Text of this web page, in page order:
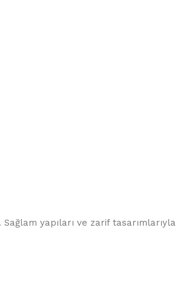
yapıları ve zarif tasarımlarıyla